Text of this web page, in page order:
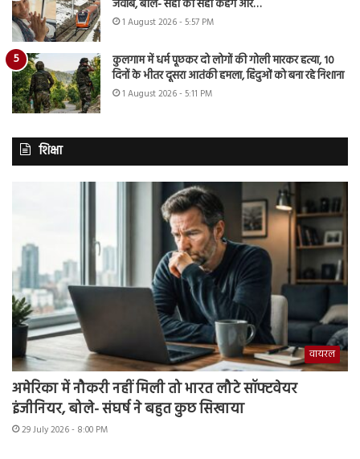
जवाब, बोले- सही को सही कहेंगे और…
1 August 2026 - 5:57 PM
कुलगाम में धर्म पूछकर दो लोगों की गोली मारकर हत्या, 10
दिनों के भीतर दूसरा आतंकी हमला, हिंदुओं को बना रहे निशाना
1 August 2026 - 5:11 PM
शिक्षा
वायरल
अमेरिका में नौकरी नहीं मिली तो भारत लौटे सॉफ्टवेयर
इंजीनियर, बोले- संघर्ष ने बहुत कुछ सिखाया
29 July 2026 - 8:00 PM